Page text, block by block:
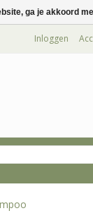
Inloggen
ga je akkoord